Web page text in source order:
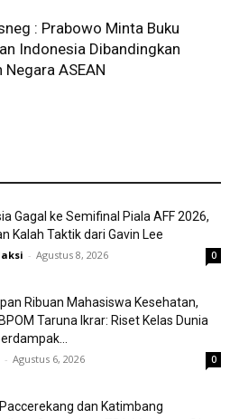
: Prabowo Minta Buku
Indonesia Dibandingkan
Negara ASEAN
Gagal ke Semifinal Piala AFF 2026,
Kalah Taktik dari Gavin Lee
- Agustus 8, 2026 0
Ribuan Mahasiswa Kesehatan,
Taruna Ikrar: Riset Kelas Dunia
- Agustus 6, 2026 0
dan Katimbang